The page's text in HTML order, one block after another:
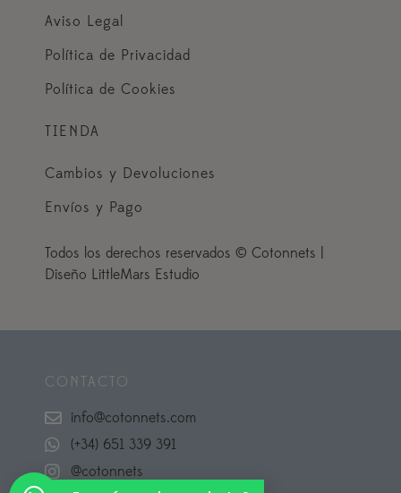
Aviso Legal
Política de Privacidad
Política de Cookies
TIENDA
Cambios y Devoluciones
Envíos y Pago
Todos los derechos reservados © Cotonnets |
Diseño LittleMars Estudio
CONTACTO
info@cotonnets.com
(+34) 651 339 391
@cotonnets